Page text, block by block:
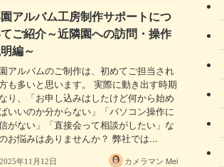
アルバム工房制作サポートにつ
ご紹介～近隣園への訪問・操作
編～
アルバムのご制作は、初めてご担当され
も多いと思います。 実際に動き出す時期
り、「お申し込みはしたけど何から始め
いいのか分からない」「パソコン操作に
がない」「直接会って相談がしたい」な
お悩みはありませんか？ 弊社では...
2025年11月12日 カメラマン Mei